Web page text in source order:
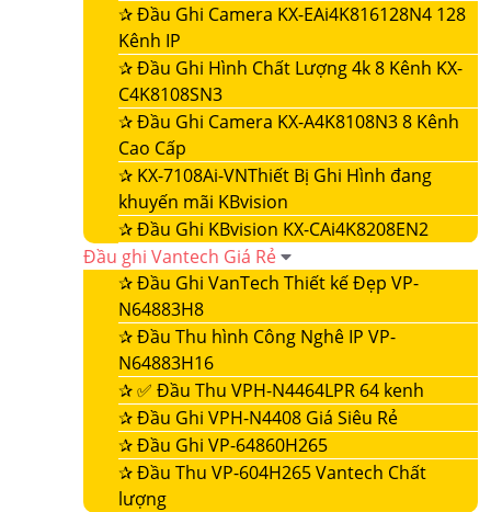
✰Đầu Ghi Camera KX-EAi4K816128N4 128
Kênh IP
✰Đầu Ghi Hình Chất Lượng 4k 8 Kênh KX-
C4K8108SN3
✰Đầu Ghi Camera KX-A4K8108N3 8 Kênh
Cao Cấp
✰ KX-7108Ai-VNThiết Bị Ghi Hình đang
khuyến mãi KBvision
✰Đầu Ghi KBvision KX-CAi4K8208EN2
Đầu ghi Vantech Giá Rẻ
✰Đầu Ghi VanTech Thiết kế Đẹp VP-
N64883H8
✰Đầu Thu hình Công Nghê IP VP-
N64883H16
✰✅ Đầu Thu VPH-N4464LPR 64 kenh
✰Đầu Ghi VPH-N4408 Giá Siêu Rẻ
✰Đầu Ghi VP-64860H265
✰Đầu Thu VP-604H265 Vantech Chất
lượng